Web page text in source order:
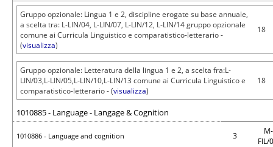
Gruppo opzionale: Lingua 1 e 2, discipline erogate su base annuale,
a scelta tra: L-LIN/04, L-LIN/07, L-LIN/12, L-LIN/14 gruppo opzionale
comune ai Curricula Linguistico e comparatistico-letterario -
(visualizza)
18
Gruppo opzionale: Letteratura della lingua 1 e 2, a scelta fra:L-
LIN/03,L-LIN/05,L-LIN/10,L-LIN/13 comune ai Curricula Linguistico e
comparatistico-letterario - (visualizza)
18
1010885 - Language - Langage & Cognition
1010886 - Language and cognition 3
M-
FIL/